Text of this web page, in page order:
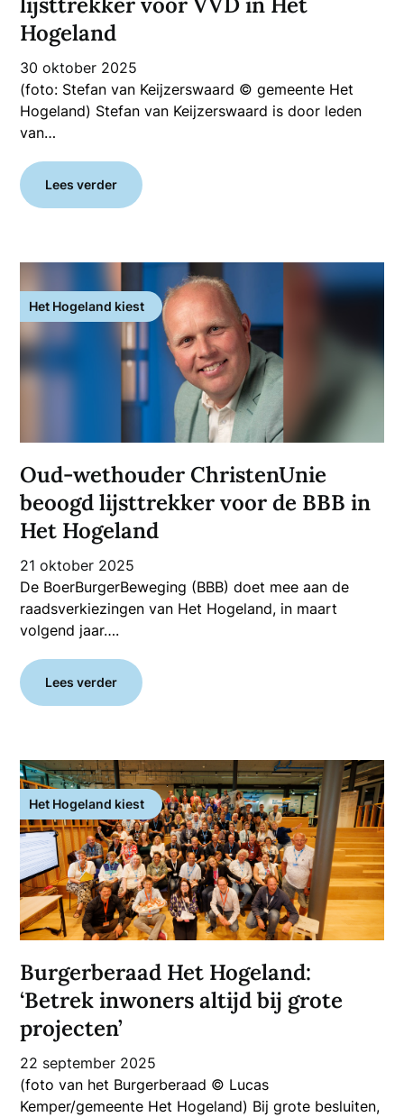
Hogeland
30 oktober 2025
(foto: Stefan van Keijzerswaard © gemeente Het
Hogeland) Stefan van Keijzerswaard is door leden
van…
Lees verder
Het Hogeland kiest
Oud-wethouder ChristenUnie
beoogd lijsttrekker voor de BBB in
Het Hogeland
21 oktober 2025
De BoerBurgerBeweging (BBB) doet mee aan de
raadsverkiezingen van Het Hogeland, in maart
volgend jaar….
Lees verder
Het Hogeland kiest
Burgerberaad Het Hogeland:
‘Betrek inwoners altijd bij grote
projecten’
22 september 2025
(foto van het Burgerberaad © Lucas
Kemper/gemeente Het Hogeland) Bij grote besluiten,